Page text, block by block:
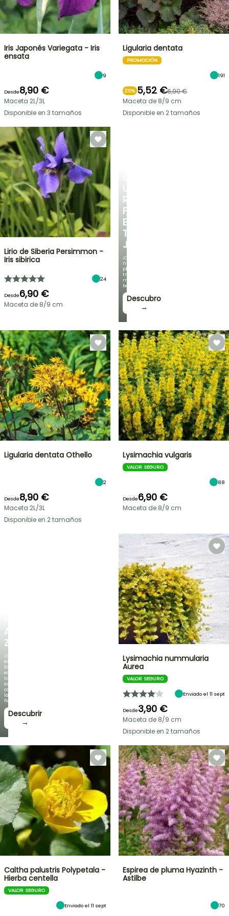
UN
RINCÓN
FRESCO
EN
TU
JARDÍN
¡Con
nuestras
plantas
trepadoras
más
bonitas!
Descubro
→
AGAPANTHUS
ZAMBEZI
¡Cuando
el
follaje
es
tan
espectacular
como
la
floración!
Descubrir
→
Iris Japonés Variegata - Iris
ensata
9
Desde8,90 €
Maceta 2L/3L
Disponible en 3 tamaños
Ligularia dentata
PROMOCIÓN
191
20% 5,52 €6,90 €
Maceta de 8/9 cm
Disponible en 2 tamaños
Lirio de Siberia Persimmon -
Iris sibirica
24
Desde6,90 €
Maceta de 8/9 cm
Ligularia dentata Othello
2
Desde8,90 €
Maceta 2L/3L
Disponible en 2 tamaños
Lysimachia vulgaris
VALOR SEGURO
88
Desde6,90 €
Maceta de 8/9 cm
Lysimachia nummularia
Aurea
VALOR SEGURO
Enviado el 11 sept
Desde3,90 €
Maceta de 8/9 cm
Disponible en 2 tamaños
Caltha palustris Polypetala -
Hierba centella
VALOR SEGURO
Enviado el 11 sept
Espirea de pluma Hyazinth -
Astilbe
70